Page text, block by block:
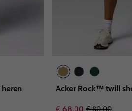
Acker Rock™ twill
Sale price:
€ 68,00 Regular price:
€ 80,00